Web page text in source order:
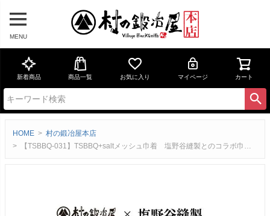
MENU
新着商品 商品一覧 お気に入り マイページ カート
HOME
村の鍛冶屋本店
【TSBBQ-031】TSBBQ+saltメッシュ巾着 塩野谷縫製とのコラボ巾着！銅スクエアパン・シェラクッカーの収納にぴったり！ ネコポス配送【頑張って送料無料！】